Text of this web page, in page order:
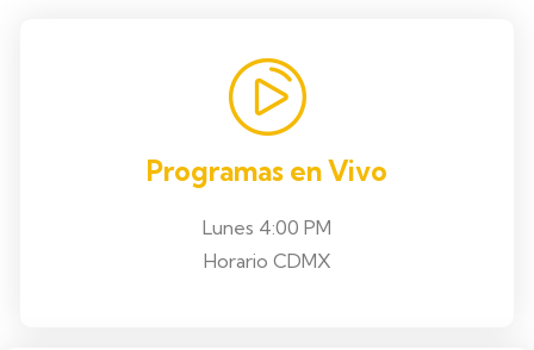
Programas en Vivo
Lunes 4:00 PM
Horario CDMX